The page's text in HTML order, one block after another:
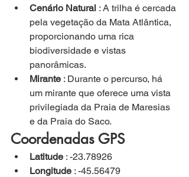
Cenário Natural : A trilha é cercada
pela vegetação da Mata Atlântica,
proporcionando uma rica
biodiversidade e vistas
panorâmicas.
Mirante : Durante o percurso, há
um mirante que oferece uma vista
privilegiada da Praia de Maresias
e da Praia do Saco.
Coordenadas GPS
Latitude : -23.78926
Longitude : -45.56479